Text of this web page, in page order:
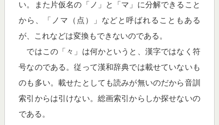
い。また片仮名の「ノ」と「マ」に分解できること
から、「ノマ（点）」などと呼ばれることもある
が、これなどは変換もできないのである。
ではこの「々」は何かというと、漢字ではなく符
号なのである。従って漢和辞典では載せていないも
のも多い。載せたとしても読みが無いのだから音訓
索引からは引けない。総画索引からしか探せないの
である。